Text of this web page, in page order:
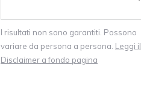
I risultati non sono garantiti. Possono
variare da persona a persona. Leggi il
Disclaimer a fondo pagina